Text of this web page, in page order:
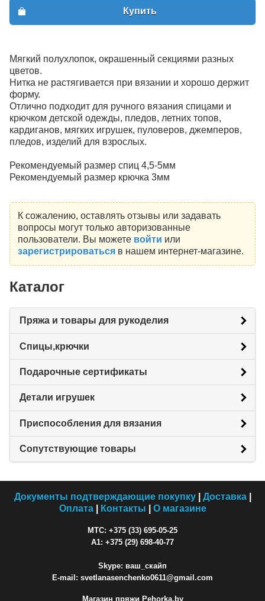
Купить
Мягкий полухлопок, окрашенный секциями разных
цветов.
Нитка не растягивается при вязании и хорошо держит
форму.
Отлично подходит для ручного вязания спицами и
крючком детской одежды, пледов, летних топов,
кардиганов, мягких игрушек, пуловеров, джемперов,
пледов, изделий для взрослых.
Рекомендуемый размер спиц 4,5-5мм
Рекомендуемый размер крючка 3мм
К сожалению, оставлять отзывы или задавать
вопросы могут только авторизованные
пользователи. Вы можете войти или
зарегистрироватьсяв нашем интернет-магазине.
Каталог
Пряжа и товары для рукоделия
Спицы,крючки
Подарочные сертификаты
Детали игрушек
Приспособления для вязания
Сопутствующие товары
Документы подтверждающие покупку| Доставка|
Оплата| Контакты О магазине
МТС: +375 (33) 695-05-25
A1: +375 (29) 698-40-77
Skype: ваш_скайп
E-mail: svetlanasenchenko0611@gmail.com
Магазин пряжи Pehorka.by